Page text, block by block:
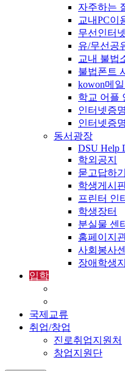
자주하는
교내PC이
무선인터
유/무선공
교내 불법
불법폰트
kowon메
학교 어플
인터넷증
인터넷증
동서광장
DSU Help
학외공지
묻고답하기
학생게시
프린터 인
학생장터
분실물 센
홈페이지
사회봉사
장애학생
입학
국제교류
취업/창업
진로취업지원처
창업지원단